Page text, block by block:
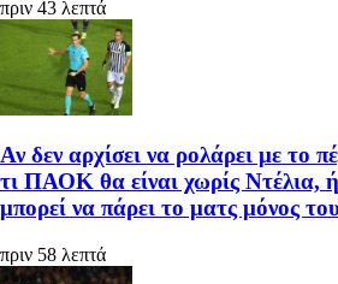
πριν 43 λεπτά
Αν δεν αρχίσει να ρολάρει με το
τι ΠΑΟΚ θα είναι χωρίς Ντέλια,
μπορεί να πάρει το ματς μόνος
πριν 58 λεπτά